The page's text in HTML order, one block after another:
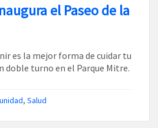
el Paseo de la
es la mejor forma de cuidar tu
doble turno en el Parque Mitre.
, Salud